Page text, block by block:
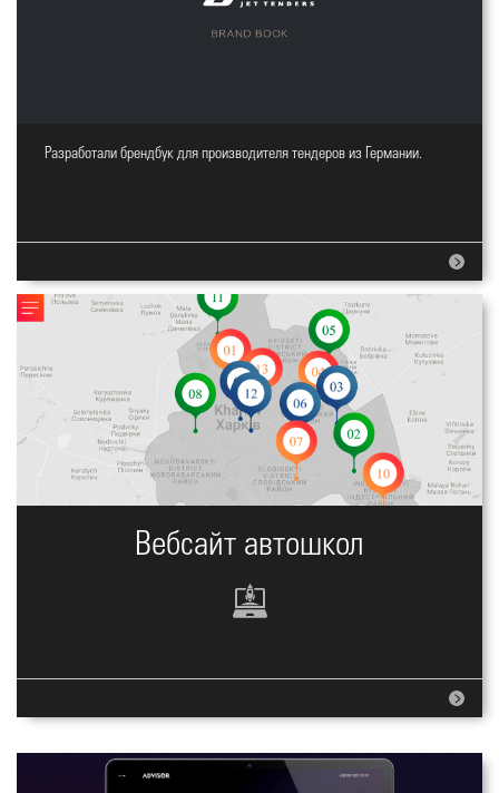
Разработка Брендбука
Разработали брендбук для производителя тендеров из Германии.
Вебсайт автошкол